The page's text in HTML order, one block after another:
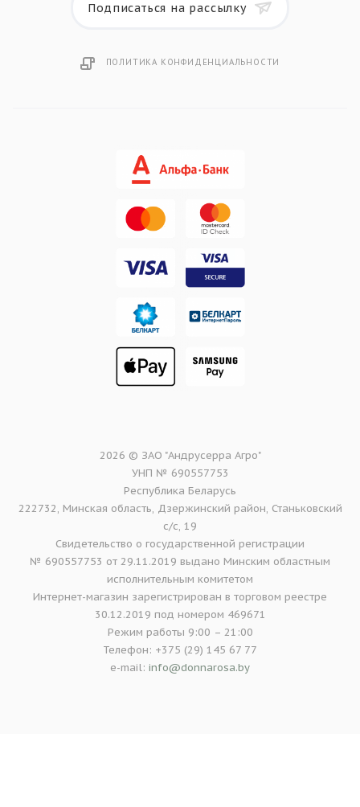
Подписаться на рассылку
ПОЛИТИКА КОНФИДЕНЦИАЛЬНОСТИ
2026 © ЗАО "Андрусерра Агро"
УНП № 690557753
Республика Беларусь
222732, Минская область, Дзержинский район, Станьковский
с/с, 19
Свидетельство о государственной регистрации
№ 690557753 от 29.11.2019 выдано Минским областным
исполнительным комитетом
Интернет-магазин зарегистрирован в торговом реестре
30.12.2019 под номером 469671
Режим работы 9:00 – 21:00
Телефон: +375 (29) 145 67 77
e-mail: info@donnarosa.by